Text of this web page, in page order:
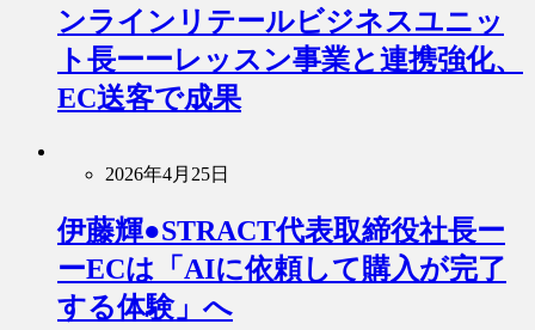
ンラインリテールビジネスユニッ
ト長ーーレッスン事業と連携強化、
EC送客で成果
2026年4月25日
伊藤輝●STRACT代表取締役社長ー
ーECは「AIに依頼して購入が完了
する体験」へ